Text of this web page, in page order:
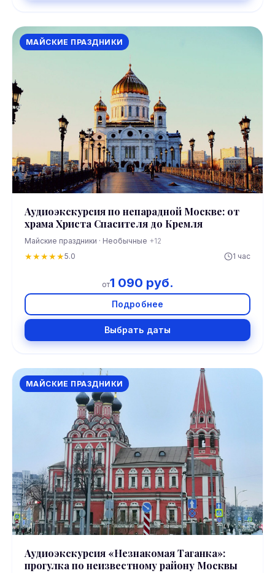
МАЙСКИЕ ПРАЗДНИКИ
Аудиоэкскурсия по непарадной Москве: от
храма Христа Спасителя до Кремля
Майские праздники · Необычные +12
★★★★★5.0 1 час
от1 090 руб.
Подробнее
Выбрать даты
МАЙСКИЕ ПРАЗДНИКИ
Аудиоэкскурсия «Незнакомая Таганка»:
прогулка по неизвестному району Москвы